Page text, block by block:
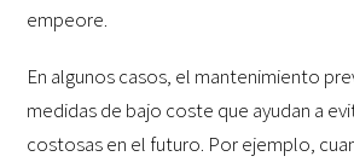
empeore.
En algunos casos, el mantenimiento
medidas de bajo coste que ayudan a
costosas en el futuro. Por ejemplo,